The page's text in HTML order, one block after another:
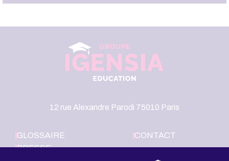
12 rue Alexandre Parodi 75010 Paris
GLOSSAIRE
PRESSE
CONTACT